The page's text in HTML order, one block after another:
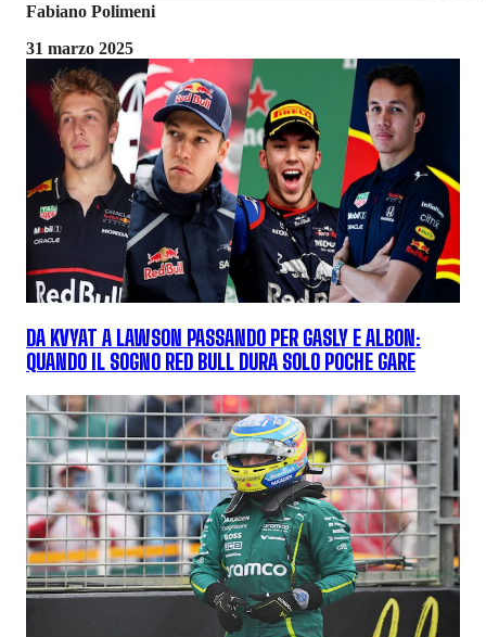
Fabiano Polimeni
31 marzo 2025
DA KVYAT A LAWSON PASSANDO PER GASLY E ALBON:
QUANDO IL SOGNO RED BULL DURA SOLO POCHE GARE